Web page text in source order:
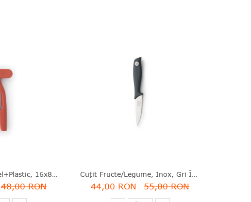
Tirbuşon, Roz, Oţel+plastic, 16x8x3.4 Cm, Tasty Colours, Brabantia - 8710755121944
48,00 RON
Cuţit Fructe/legume, Inox, Gri Închis, 20 Cm, Tasty Plus, Brabantia - 8710755120961
44,00 RON 55,00 RON